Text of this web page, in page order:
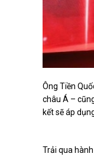
Ông Tiền
châu Á –
kết sẽ áp
Trải qua